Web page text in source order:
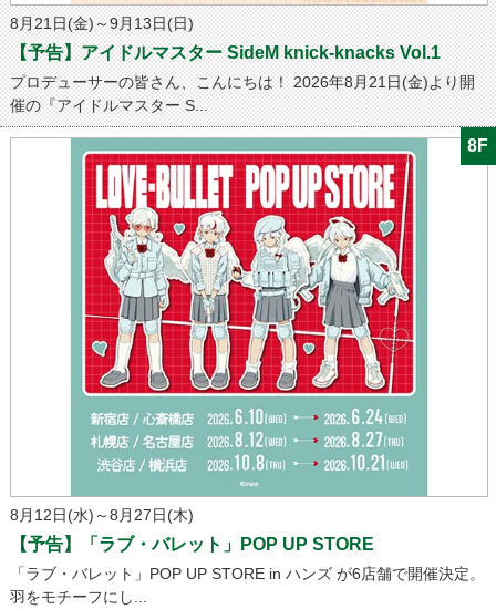
8月21日(金)～9月13日(日)
【予告】アイドルマスター SideM knick-knacks Vol.1
プロデューサーの皆さん、こんにちは！ 2026年8月21日(金)より開
催の『アイドルマスター S...
8F
8月12日(水)～8月27日(木)
【予告】「ラブ・バレット」POP UP STORE
「ラブ・バレット」POP UP STORE in ハンズ が6店舗で開催決定。
羽をモチーフにし...